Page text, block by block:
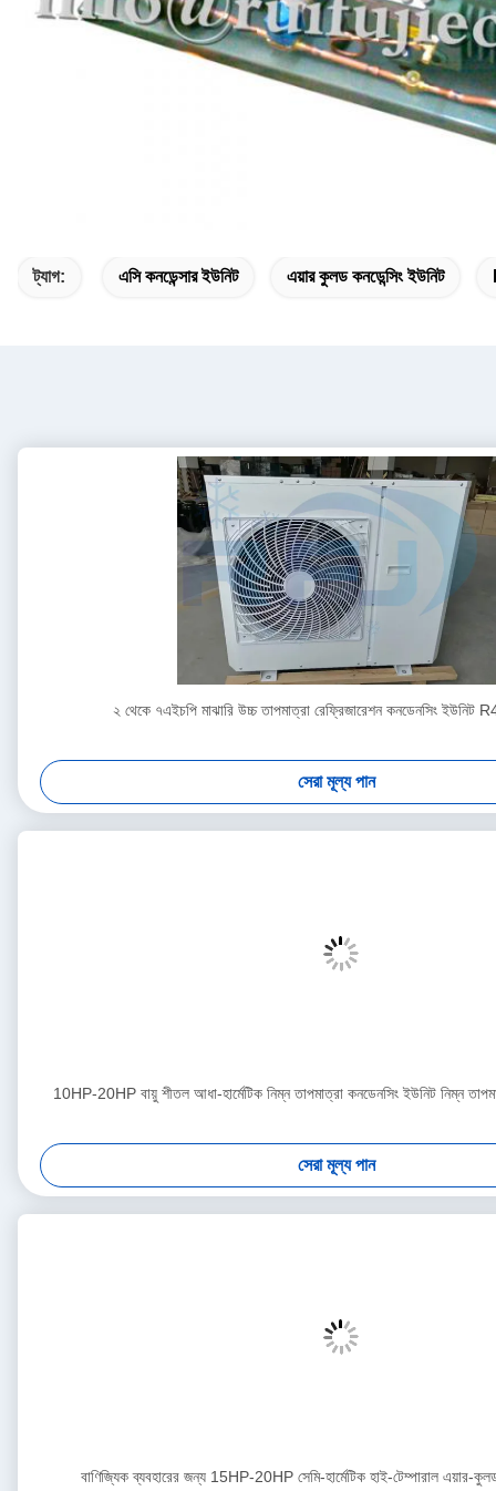
ট্যাগ: এসি কনডেন্সার ইউনিট এয়ার কুলড কনডেন্সিং ইউনিট
২ থেকে ৭এইচপি মাঝারি উচ্চ তাপমাত্রা রেফ্রিজারেশন কনডেনসিং
সেরা মূল্য পান
10HP-20HP বায়ু শীতল আধা-হার্মেটিক নিম্ন তাপমাত্রা কনডেনসিং ইউনিট নিম্ন
সেরা মূল্য পান
বাণিজ্যিক ব্যবহারের জন্য 15HP-20HP সেমি-হার্মেটিক হাই-টেম্পারাল এয়ার-